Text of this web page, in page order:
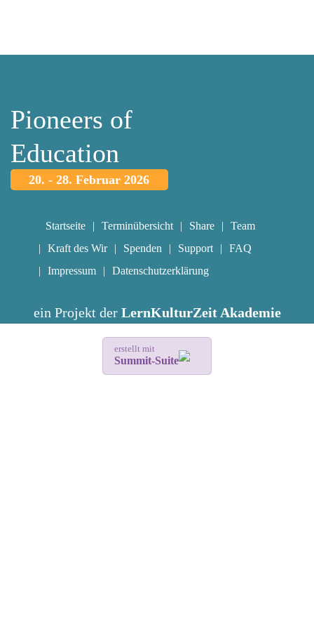
Pioneers of
Education
20. - 28. Februar 2026
Startseite Terminübersicht Share
Team
Kraft des Wir
Spenden Support
FAQ
Impressum
Datenschutzerklärung
ein Projekt der LernKulturZeit Akademie
erstellt mit
Summit-Suite